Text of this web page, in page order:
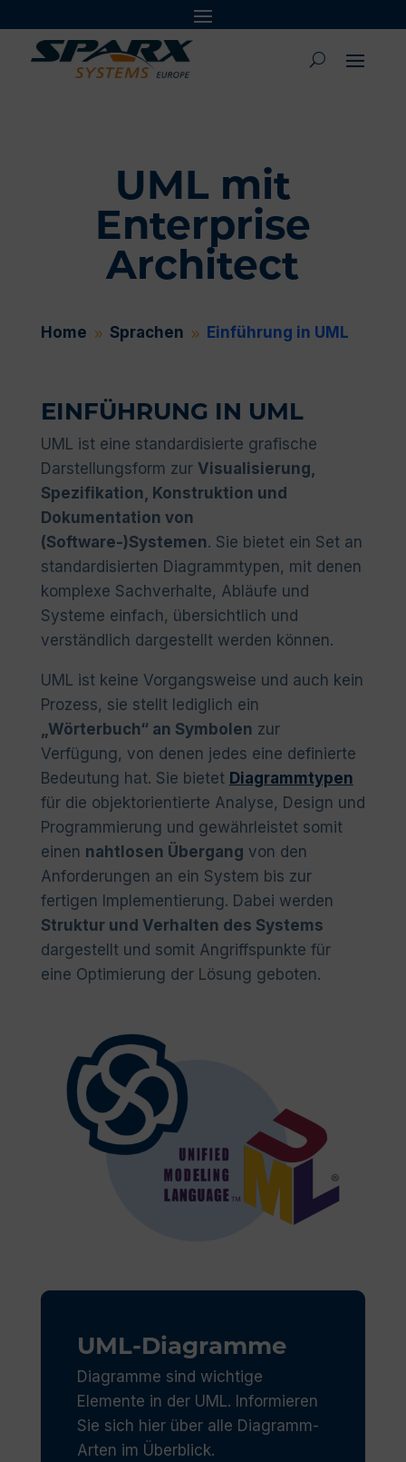
UML mit
Enterprise
Architect
Home 9 Sprachen 9 Einführung in UML
EINFÜHRUNG IN UML
UML ist eine standardisierte grafische
Darstellungsform zur Visualisierung,
Spezifikation, Konstruktion und
Dokumentation von
(Software-)Systemen. Sie bietet ein Set an
standardisierten Diagrammtypen, mit denen
komplexe Sachverhalte, Abläufe und
Systeme einfach, übersichtlich und
verständlich dargestellt werden können.
UML ist keine Vorgangsweise und auch kein
Prozess, sie stellt lediglich ein
„Wörterbuch“ an Symbolen zur
Verfügung, von denen jedes eine definierte
Bedeutung hat. Sie bietet Diagrammtypen
für die objektorientierte Analyse, Design und
Programmierung und gewährleistet somit
einen nahtlosen Übergang von den
Anforderungen an ein System bis zur
fertigen Implementierung. Dabei werden
Struktur und Verhalten des Systems
dargestellt und somit Angriffspunkte für
eine Optimierung der Lösung geboten.
UML-Diagramme
Diagramme sind wichtige
Elemente in der UML. Informieren
Sie sich hier über alle Diagramm-
Arten im Überblick.